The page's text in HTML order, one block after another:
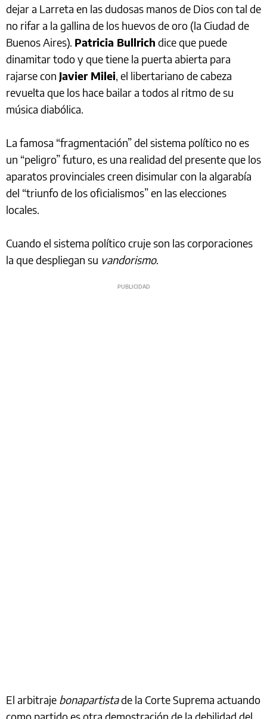
dejar a Larreta en las dudosas manos de Dios con tal de
no rifar a la gallina de los huevos de oro (la Ciudad de
Buenos Aires). Patricia Bullrich dice que puede
dinamitar todo y que tiene la puerta abierta para
rajarse con Javier Milei, el libertariano de cabeza
revuelta que los hace bailar a todos al ritmo de su
música diabólica.
La famosa “fragmentación” del sistema político no es
un “peligro” futuro, es una realidad del presente que los
aparatos provinciales creen disimular con la algarabía
del “triunfo de los oficialismos” en las elecciones
locales.
Cuando el sistema político cruje son las corporaciones
la que despliegan su vandorismo.
El arbitraje bonapartistade la Corte Suprema actuando